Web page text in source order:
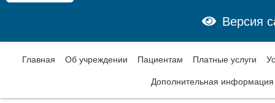
Версия
Главная Об учреждении Пациентам Платные услуги
Дополнительная информация